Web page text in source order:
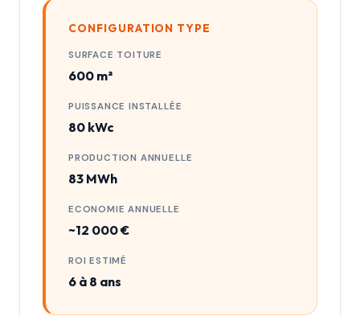
CONFIGURATION TYPE
SURFACE TOITURE
600 m²
PUISSANCE INSTALLÉE
80 kWc
PRODUCTION ANNUELLE
83 MWh
ECONOMIE ANNUELLE
~12 000 €
ROI ESTIMÉ
6 à 8 ans